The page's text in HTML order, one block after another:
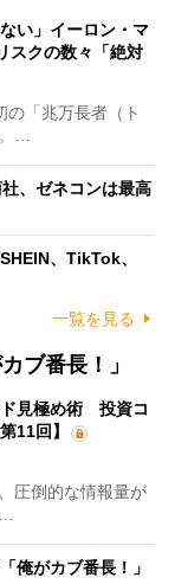
い」イーロン・マ
スクの数々「絶対
「兆万長者（ト
…
、ゼネコンは最高
、TikTok、
一覧を見る
ブ番長！」
ド見極め術 投資コ
11回】
圧倒的な情報量が
俺がカブ番長！」